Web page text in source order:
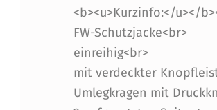
P
L
A
<b><u>Kurzinfo:</u></
FW-Schutzjacke<br>
einreihig<br>
mit verdeckter
Umlegkragen mit